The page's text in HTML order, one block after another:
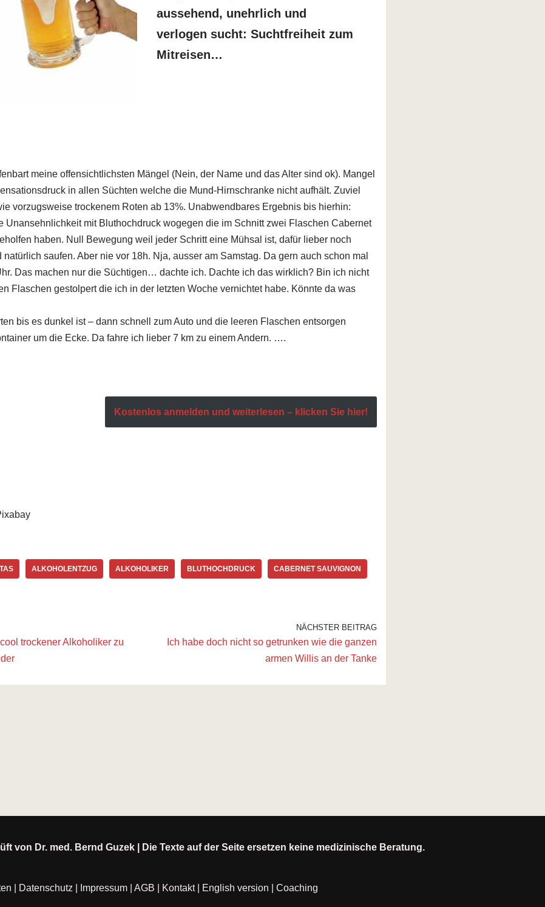
aussehend, unehrlich und
verlogen sucht: Suchtfreiheit zum
Mitreisen…
meine offensichtlichsten Mängel (Nein, der Name und das Alter sind ok). Mangel
in allen Süchten welche die Mund-Hirnschranke nicht aufhält. Zuviel
vorzugsweise trockenem Roten ab 13%. Unabwendbares Ergebnis bis hierhin:
Unansehnlichkeit mit Bluthochdruck wogegen die im Schnitt zwei Flaschen Cabernet
haben. Null Bewegung weil jeder Schritt eine Mühsal ist, dafür lieber noch
saufen. Aber nie vor 18h. Nja, ausser am Samstag. Da gern auch schon mal
Das machen nur die Süchtigen… dachte ich. Dachte ich das wirklich? Bin ich nicht
Flaschen gestolpert die ich in der letzten Woche vernichtet habe. Könnte da was
bis es dunkel ist – dann schnell zum Auto und die leeren Flaschen entsorgen
um die Ecke. Da fahre ich lieber 7 km zu einem Andern. ….
Kostenlos anmelden und weiterlesen – klicken Sie hier!
ALKOHOLENTZUG ALKOHOLIKER BLUTHOCHDRUCK CABERNET SAUVIGNON
trockener Alkoholiker zu
NÄCHSTER BEITRAG
Ich habe doch nicht so getrunken wie die ganzen
armen Willis an der Tanke
von Dr. med. Bernd Guzek | Die Texte auf der Seite ersetzen keine medizinische Beratung.
Datenschutz Impressum AGB Kontakt| English version Coaching